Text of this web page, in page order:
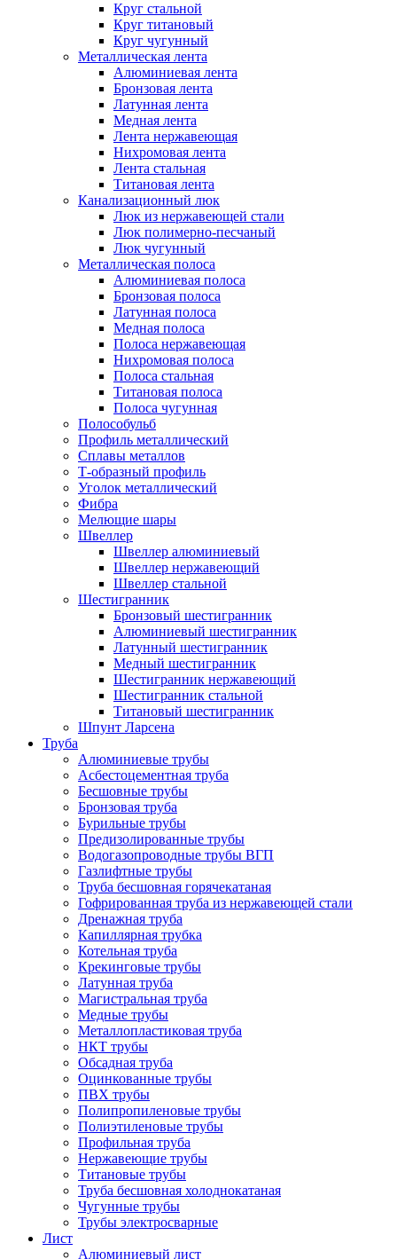
Круг стальной
Круг титановый
Круг чугунный
Металлическая лента
Алюминиевая лента
Бронзовая лента
Латунная лента
Медная лента
Лента нержавеющая
Нихромовая лента
Лента стальная
Титановая лента
Канализационный люк
Люк из нержавеющей стали
Люк полимерно-песчаный
Люк чугунный
Металлическая полоса
Алюминиевая полоса
Бронзовая полоса
Латунная полоса
Медная полоса
Полоса нержавеющая
Нихромовая полоса
Полоса стальная
Титановая полоса
Полоса чугунная
Полособульб
Профиль металлический
Сплавы металлов
Т-образный профиль
Уголок металлический
Фибра
Мелющие шары
Швеллер
Швеллер алюминиевый
Швеллер нержавеющий
Швеллер стальной
Шестигранник
Бронзовый шестигранник
Алюминиевый шестигранник
Латунный шестигранник
Медный шестигранник
Шестигранник нержавеющий
Шестигранник стальной
Титановый шестигранник
Шпунт Ларсена
Труба
Алюминиевые трубы
Асбестоцементная труба
Бесшовные трубы
Бронзовая труба
Бурильные трубы
Предизолированные трубы
Водогазопроводные трубы ВГП
Газлифтные трубы
Труба бесшовная горячекатаная
Гофрированная труба из нержавеющей стали
Дренажная труба
Капиллярная трубка
Котельная труба
Крекинговые трубы
Латунная труба
Магистральная труба
Медные трубы
Металлопластиковая труба
НКТ трубы
Обсадная труба
Оцинкованные трубы
ПВХ трубы
Полипропиленовые трубы
Полиэтиленовые трубы
Профильная труба
Нержавеющие трубы
Титановые трубы
Труба бесшовная холоднокатаная
Чугунные трубы
Трубы электросварные
Лист
Алюминиевый лист